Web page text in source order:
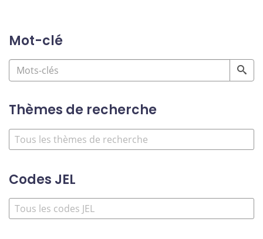
Mot-clé
Thèmes de recherche
Codes JEL